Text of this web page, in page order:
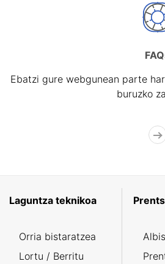
Ebatzi gure webgunean parte
buruzko
Laguntza teknikoa
Orria bistaratzea
Lortu / Berritu